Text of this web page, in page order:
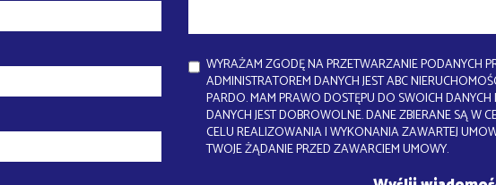
WYRAŻAM ZGODĘ NA PRZETWARZANIE PODANYCH
ADMINISTRATOREM DANYCH JEST ABC
PARDO. MAM PRAWO DOSTĘPU DO SWOICH
DANYCH JEST DOBROWOLNE. DANE ZBIERANE SĄ W
CELU REALIZOWANIA I WYKONANIA ZAWARTEJ
TWOJE ŻĄDANIE PRZED ZAWARCIEM UMOWY.